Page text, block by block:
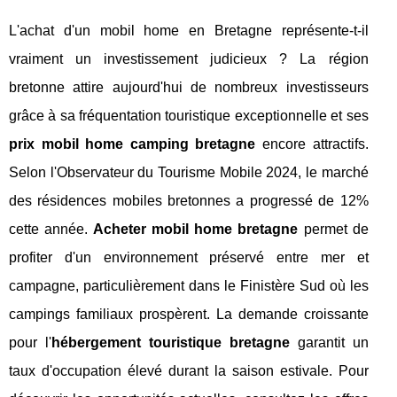
L'achat d'un mobil home en Bretagne représente-t-il
vraiment un investissement judicieux ? La région
bretonne attire aujourd'hui de nombreux investisseurs
grâce à sa fréquentation touristique exceptionnelle et ses
prix mobil home camping bretagne encore attractifs.
Selon l'Observateur du Tourisme Mobile 2024, le marché
des résidences mobiles bretonnes a progressé de 12%
cette année.Acheter mobil home bretagne permet de
profiter d'un environnement préservé entre mer et
campagne, particulièrement dans le Finistère Sud où les
campings familiaux prospèrent. La demande croissante
pour l'hébergement touristique bretagnegarantit un
taux d'occupation élevé durant la saison estivale. Pour